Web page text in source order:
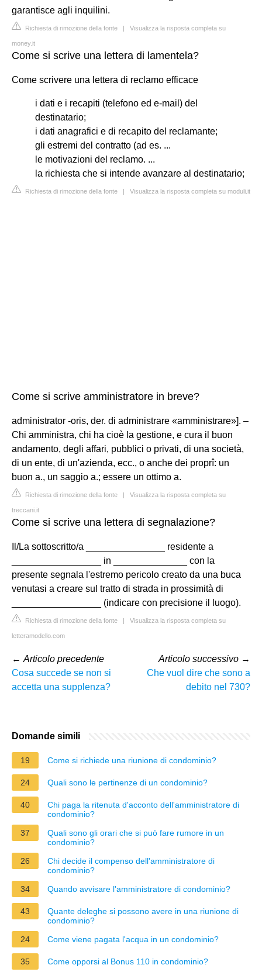
garantisce agli inquilini.
Richiesta di rimozione della fonte | Visualizza la risposta completa su
money.it
Come si scrive una lettera di lamentela?
Come scrivere una lettera di reclamo efficace
i dati e i recapiti (telefono ed e-mail) del
destinatario;
i dati anagrafici e di recapito del reclamante;
gli estremi del contratto (ad es. ...
le motivazioni del reclamo. ...
la richiesta che si intende avanzare al destinatario;
Richiesta di rimozione della fonte | Visualizza la risposta completa su moduli.it
Come si scrive amministratore in breve?
administrator -oris, der. di administrare «amministrare»]. –
Chi amministra, chi ha cioè la gestione, e cura il buon
andamento, degli affari, pubblici o privati, di una società,
di un ente, di un'azienda, ecc., o anche dei proprî: un
buon a., un saggio a.; essere un ottimo a.
Richiesta di rimozione della fonte | Visualizza la risposta completa su
treccani.it
Come si scrive una lettera di segnalazione?
Il/La sottoscritto/a _______________ residente a
_________________ in ______________ con la
presente segnala l'estremo pericolo creato da una buca
venutasi a creare sul tratto di strada in prossimità di
_________________ (indicare con precisione il luogo).
Richiesta di rimozione della fonte | Visualizza la risposta completa su
letteramodello.com
← Articolo precedente
Cosa succede se non si
accetta una supplenza?
Articolo successivo →
Che vuol dire che sono a
debito nel 730?
Domande simili
19 Come si richiede una riunione di condominio?
24 Quali sono le pertinenze di un condominio?
40
Chi paga la ritenuta d'acconto dell'amministratore di
condominio?
37
Quali sono gli orari che si può fare rumore in un
condominio?
26
Chi decide il compenso dell'amministratore di
condominio?
34
Quando avvisare l'amministratore di condominio?
43
Quante deleghe si possono avere in una riunione di
condominio?
24
Come viene pagata l'acqua in un condominio?
35 Come opporsi al Bonus 110 in condominio?